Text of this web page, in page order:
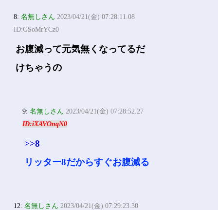
8:名無しさん 2023/04/21(金) 07:28:11.08
ID:GSoMrYCz0
お腹減って元気無くなってるだ
けちゃうの
9:名無しさん 2023/04/21(金) 07:28:52.27
ID:iXAVOnqN0
>>8
リッター8だからすぐお腹減る
12:名無しさん 2023/04/21(金) 07:29:23.30